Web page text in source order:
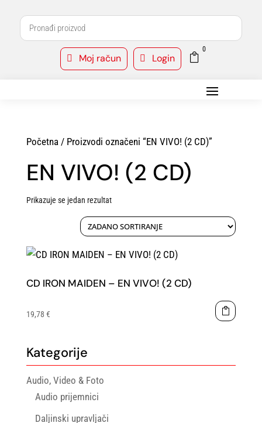
 Moj račun  Login 
0
Početna/ Proizvodi označeni “EN VIVO! (2 CD)”
EN VIVO! (2 CD)
Prikazuje se jedan rezultat
CD IRON MAIDEN – EN VIVO! (2 CD)
19,78 €
Kategorije
Audio, Video & Foto
Audio prijemnici
Daljinski upravljači